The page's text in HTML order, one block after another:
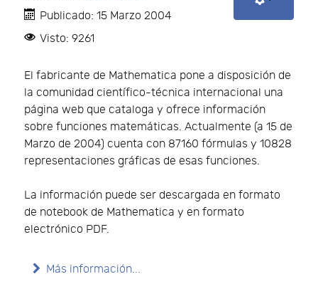
Publicado: 15 Marzo 2004
Visto: 9261
El fabricante de Mathematica pone a disposición de
la comunidad científico-técnica internacional una
página web que cataloga y ofrece información
sobre funciones matemáticas. Actualmente (a 15 de
Marzo de 2004) cuenta con 87160 fórmulas y 10828
representaciones gráficas de esas funciones.
La información puede ser descargada en formato
de notebook de Mathematica y en formato
electrónico PDF.
Más información...